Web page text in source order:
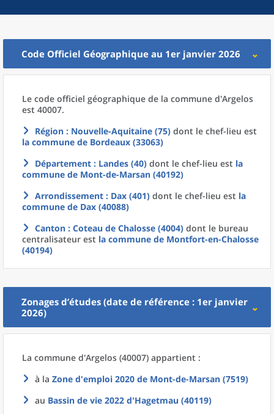
Code Officiel Géographique au 1er janvier 2026
Le code officiel géographique de la commune d'Argelos
est 40007.
Région : Nouvelle-Aquitaine (75) dont le chef-lieu est
la commune de Bordeaux (33063)
Département : Landes (40) dont le chef-lieu est la
commune de Mont-de-Marsan (40192)
Arrondissement : Dax (401) dont le chef-lieu est la
commune de Dax (40088)
Canton : Coteau de Chalosse (4004) dont le bureau
centralisateur est la commune de Montfort-en-Chalosse
(40194)
Zonages d’études (date de référence : 1er janvier
2026)
La commune d'Argelos (40007) appartient :
à la Zone d'emploi 2020 de Mont-de-Marsan (7519)
au Bassin de vie 2022 d'Hagetmau (40119)